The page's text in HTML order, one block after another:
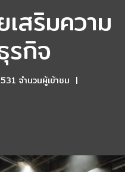
สริมความ
รกิจ
จำนวนผู้เข้าชม |